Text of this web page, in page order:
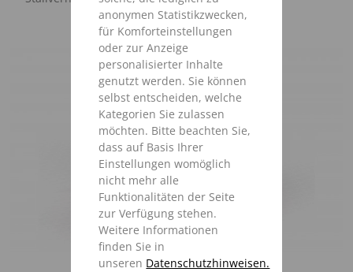
anonymen Statistikzwecken,
für Komforteinstellungen
oder zur Anzeige
personalisierter Inhalte
genutzt werden. Sie können
selbst entscheiden, welche
Kategorien Sie zulassen
möchten. Bitte beachten Sie,
dass auf Basis Ihrer
Einstellungen womöglich
nicht mehr alle
Funktionalitäten der Seite
zur Verfügung stehen.
Weitere Informationen
finden Sie in
unseren Datenschutzhinweisen.